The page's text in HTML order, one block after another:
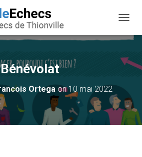
Bénévolat
Ortega on10 mai 2022